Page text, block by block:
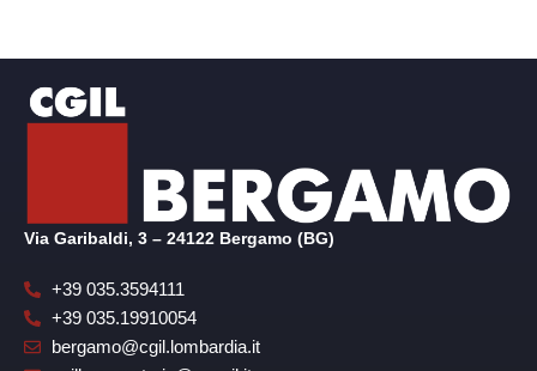
Via Garibaldi, 3 – 24122 Bergamo (BG)
+39 035.3594111
+39 035.19910054
bergamo@cgil.lombardia.it